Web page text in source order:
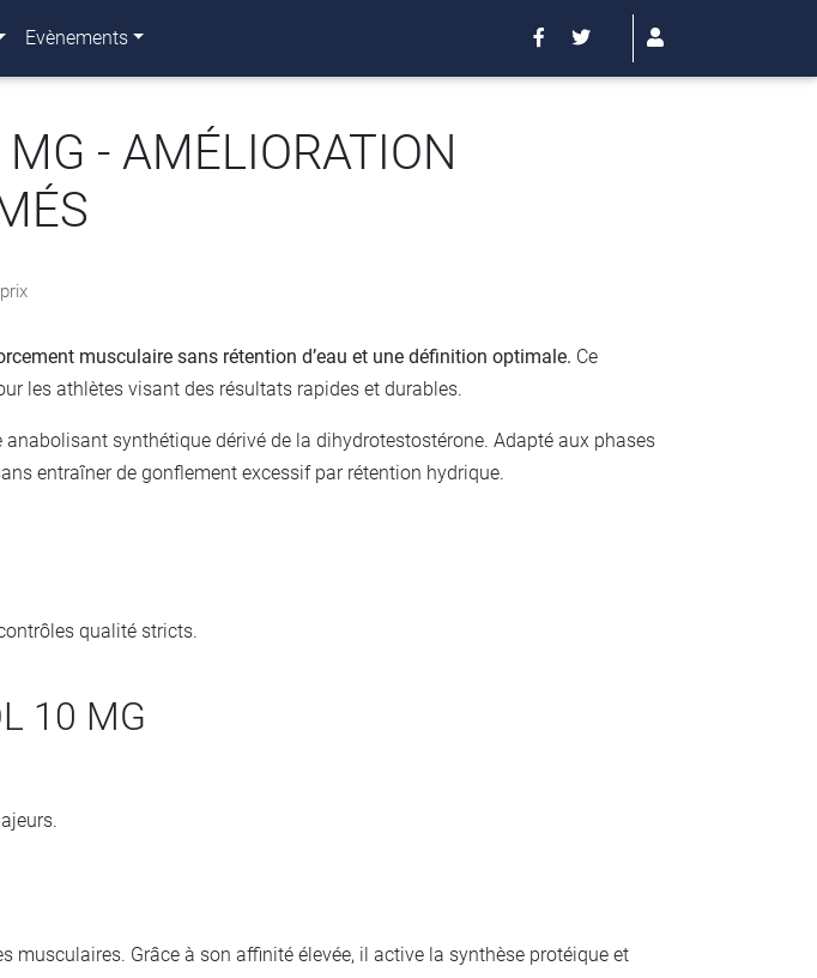
Evènements
- AMÉLIORATION
musculaire sans rétention d’eau et une définition optimale. Ce
les athlètes visant des résultats rapides et durables.
synthétique dérivé de la dihydrotestostérone. Adapté aux phases
entraîner de gonflement excessif par rétention hydrique.
qualité stricts.
10 MG
musculaires. Grâce à son affinité élevée, il active la synthèse protéique et